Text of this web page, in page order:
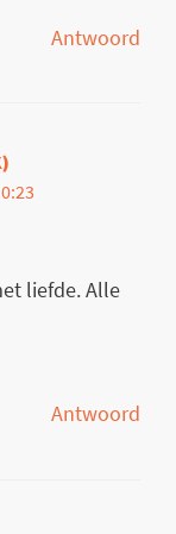
Antwoord
liefde. Alle
Antwoord